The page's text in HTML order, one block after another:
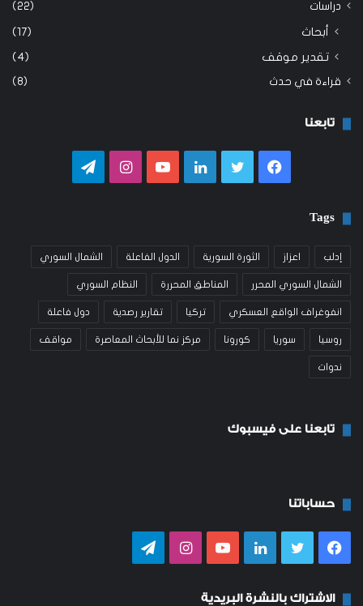
دراسات (22)
أبحاث (17)
تقدير موقف (4)
قراءة في حدث (8)
تابعنا
فيسبوكتويتر لينكدإنيوتيوبانستقرامتيلقرام
Tags
إدلب اعزاز الثورة السورية الدول الفاعلة الشمال السوري
الشمال السوري المحرر المناطق المحررة النظام السوري
انفوغراف الواقع العسكري تركيا تقارير رصدية دول فاعلة
روسيا سوريا كورونا مركز نما للأبحاث المعاصرة مواقف
ندوات
تابعنا على فيسبوك
حساباتنا
فيسبوكتويتر لينكدإنيوتيوبانستقرامتيلقرام
الاشتراك بالنشرة البريدية